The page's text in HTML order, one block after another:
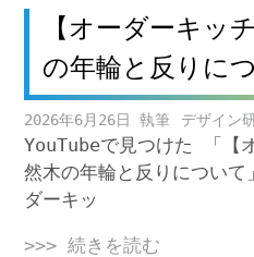
【オーダーキッ
の年輪と反りに
2026年6月26日 デザイン
YouTubeで見つけた 「【
然木の年輪と反りについ
ダーキッ
>>> 続きを読む